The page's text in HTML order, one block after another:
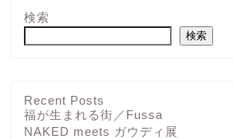
検索
検索
Recent Posts
福が生まれる街／Fussa
NAKED meets ガウディ展